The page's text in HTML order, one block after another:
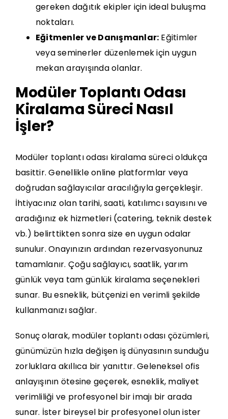
gereken dağıtık ekipler için ideal buluşma
noktaları.
Eğitmenler ve Danışmanlar: Eğitimler
veya seminerler düzenlemek için uygun
mekan arayışında olanlar.
Modüler Toplantı Odası
Kiralama Süreci Nasıl
İşler?
Modüler toplantı odası kiralama süreci oldukça
basittir. Genellikle online platformlar veya
doğrudan sağlayıcılar aracılığıyla gerçekleşir.
İhtiyacınız olan tarihi, saati, katılımcı sayısını ve
aradığınız ek hizmetleri (catering, teknik destek
vb.) belirttikten sonra size en uygun odalar
sunulur. Onayınızın ardından rezervasyonunuz
tamamlanır. Çoğu sağlayıcı, saatlik, yarım
günlük veya tam günlük kiralama seçenekleri
sunar. Bu esneklik, bütçenizi en verimli şekilde
kullanmanızı sağlar.
Sonuç olarak, modüler toplantı odası çözümleri,
günümüzün hızla değişen iş dünyasının sunduğu
zorluklara akıllıca bir yanıttır. Geleneksel ofis
anlayışının ötesine geçerek, esneklik, maliyet
verimliliği ve profesyonel bir imajı bir arada
sunar. İster bireysel bir profesyonel olun ister